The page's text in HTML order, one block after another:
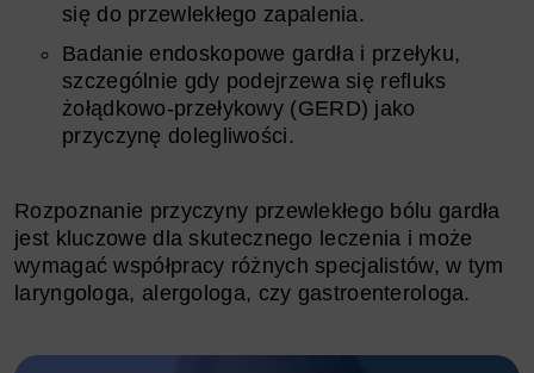
się do przewlekłego zapalenia.
Badanie endoskopowe gardła i przełyku,
szczególnie gdy podejrzewa się refluks
żołądkowo-przełykowy (GERD) jako
przyczynę dolegliwości.
Rozpoznanie przyczyny przewlekłego bólu gardła
jest kluczowe dla skutecznego leczenia i może
wymagać współpracy różnych specjalistów, w tym
laryngologa, alergologa, czy gastroenterologa.